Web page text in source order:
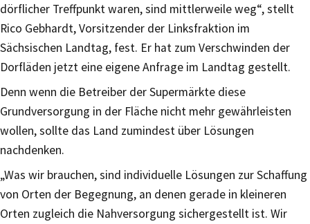
dörflicher Treffpunkt waren, sind mittlerweile weg“, stellt
Rico Gebhardt, Vorsitzender der Linksfraktion im
Sächsischen Landtag, fest. Er hat zum Verschwinden der
Dorfläden jetzt eine eigene Anfrage im Landtag gestellt.
Denn wenn die Betreiber der Supermärkte diese
Grundversorgung in der Fläche nicht mehr gewährleisten
wollen, sollte das Land zumindest über Lösungen
nachdenken.
„Was wir brauchen, sind individuelle Lösungen zur Schaffung
von Orten der Begegnung, an denen gerade in kleineren
Orten zugleich die Nahversorgung sichergestellt ist. Wir